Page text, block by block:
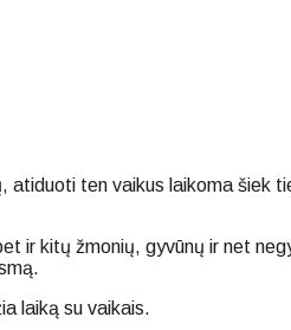
ten vaikus laikoma šiek
kitų žmonių, gyvūnų ir net
laiką su vaikais.